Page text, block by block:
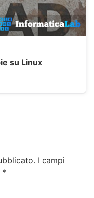
su Linux
I campi
*